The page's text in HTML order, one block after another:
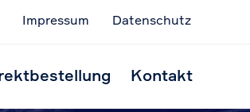
Impressum Datenschutz
Kontakt